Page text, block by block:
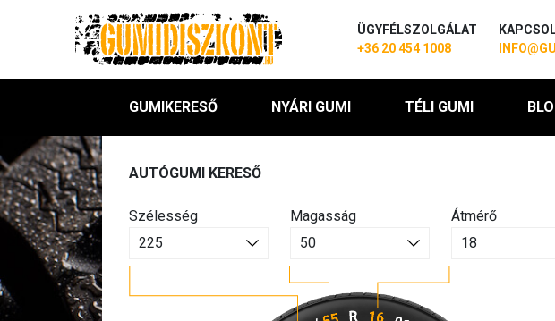
ÜGYFÉLSZOLGÁLAT
+36 20 454 1008
GUMIKERESŐ NYÁRI GUMI TÉLI GUMI
AUTÓGUMI KERESŐ
Szélesség Magasság Átmérő